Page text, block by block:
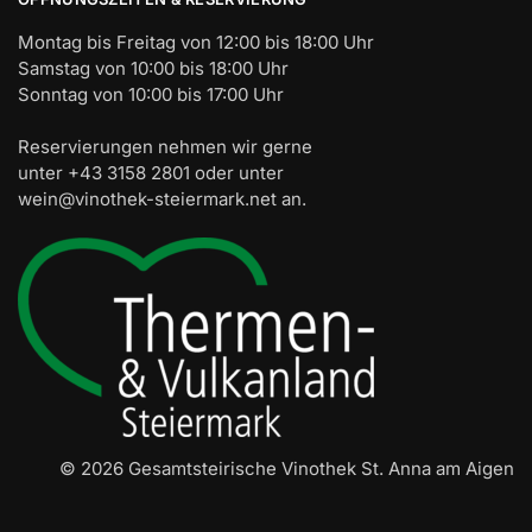
Montag bis Freitag von 12:00 bis 18:00 Uhr
Samstag von 10:00 bis 18:00 Uhr
Sonntag von 10:00 bis 17:00 Uhr
Reservierungen nehmen wir gerne
unter +43 3158 2801 oder unter
wein@vinothek-steiermark.net an.
© 2026 Gesamtsteirische Vinothek St. Anna am Aigen